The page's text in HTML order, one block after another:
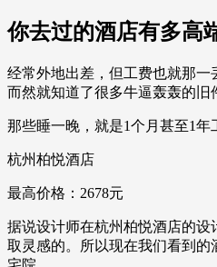
你去过的酒店有多高
经常外地出差，但工费也就那
而然就知道了很多牛逼轰轰的旧
那些睡一晚，就是1个月甚至1年
杭州柏悦酒店
最高价格：2678元
据说设计师在杭州柏悦酒店的
取灵感的。所以现在我们看到